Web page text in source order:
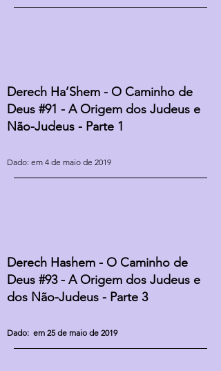
Derech Ha’Shem - O Caminho de
Deus #91 - A Origem dos Judeus e
Não-Judeus - Parte 1
Dado: em 4 de maio de 2019
Derech Hashem - O Caminho de
Deus #93 - A Origem dos Judeus e
dos Não-Judeus - Parte 3
Dado: em 25 de maio de 2019